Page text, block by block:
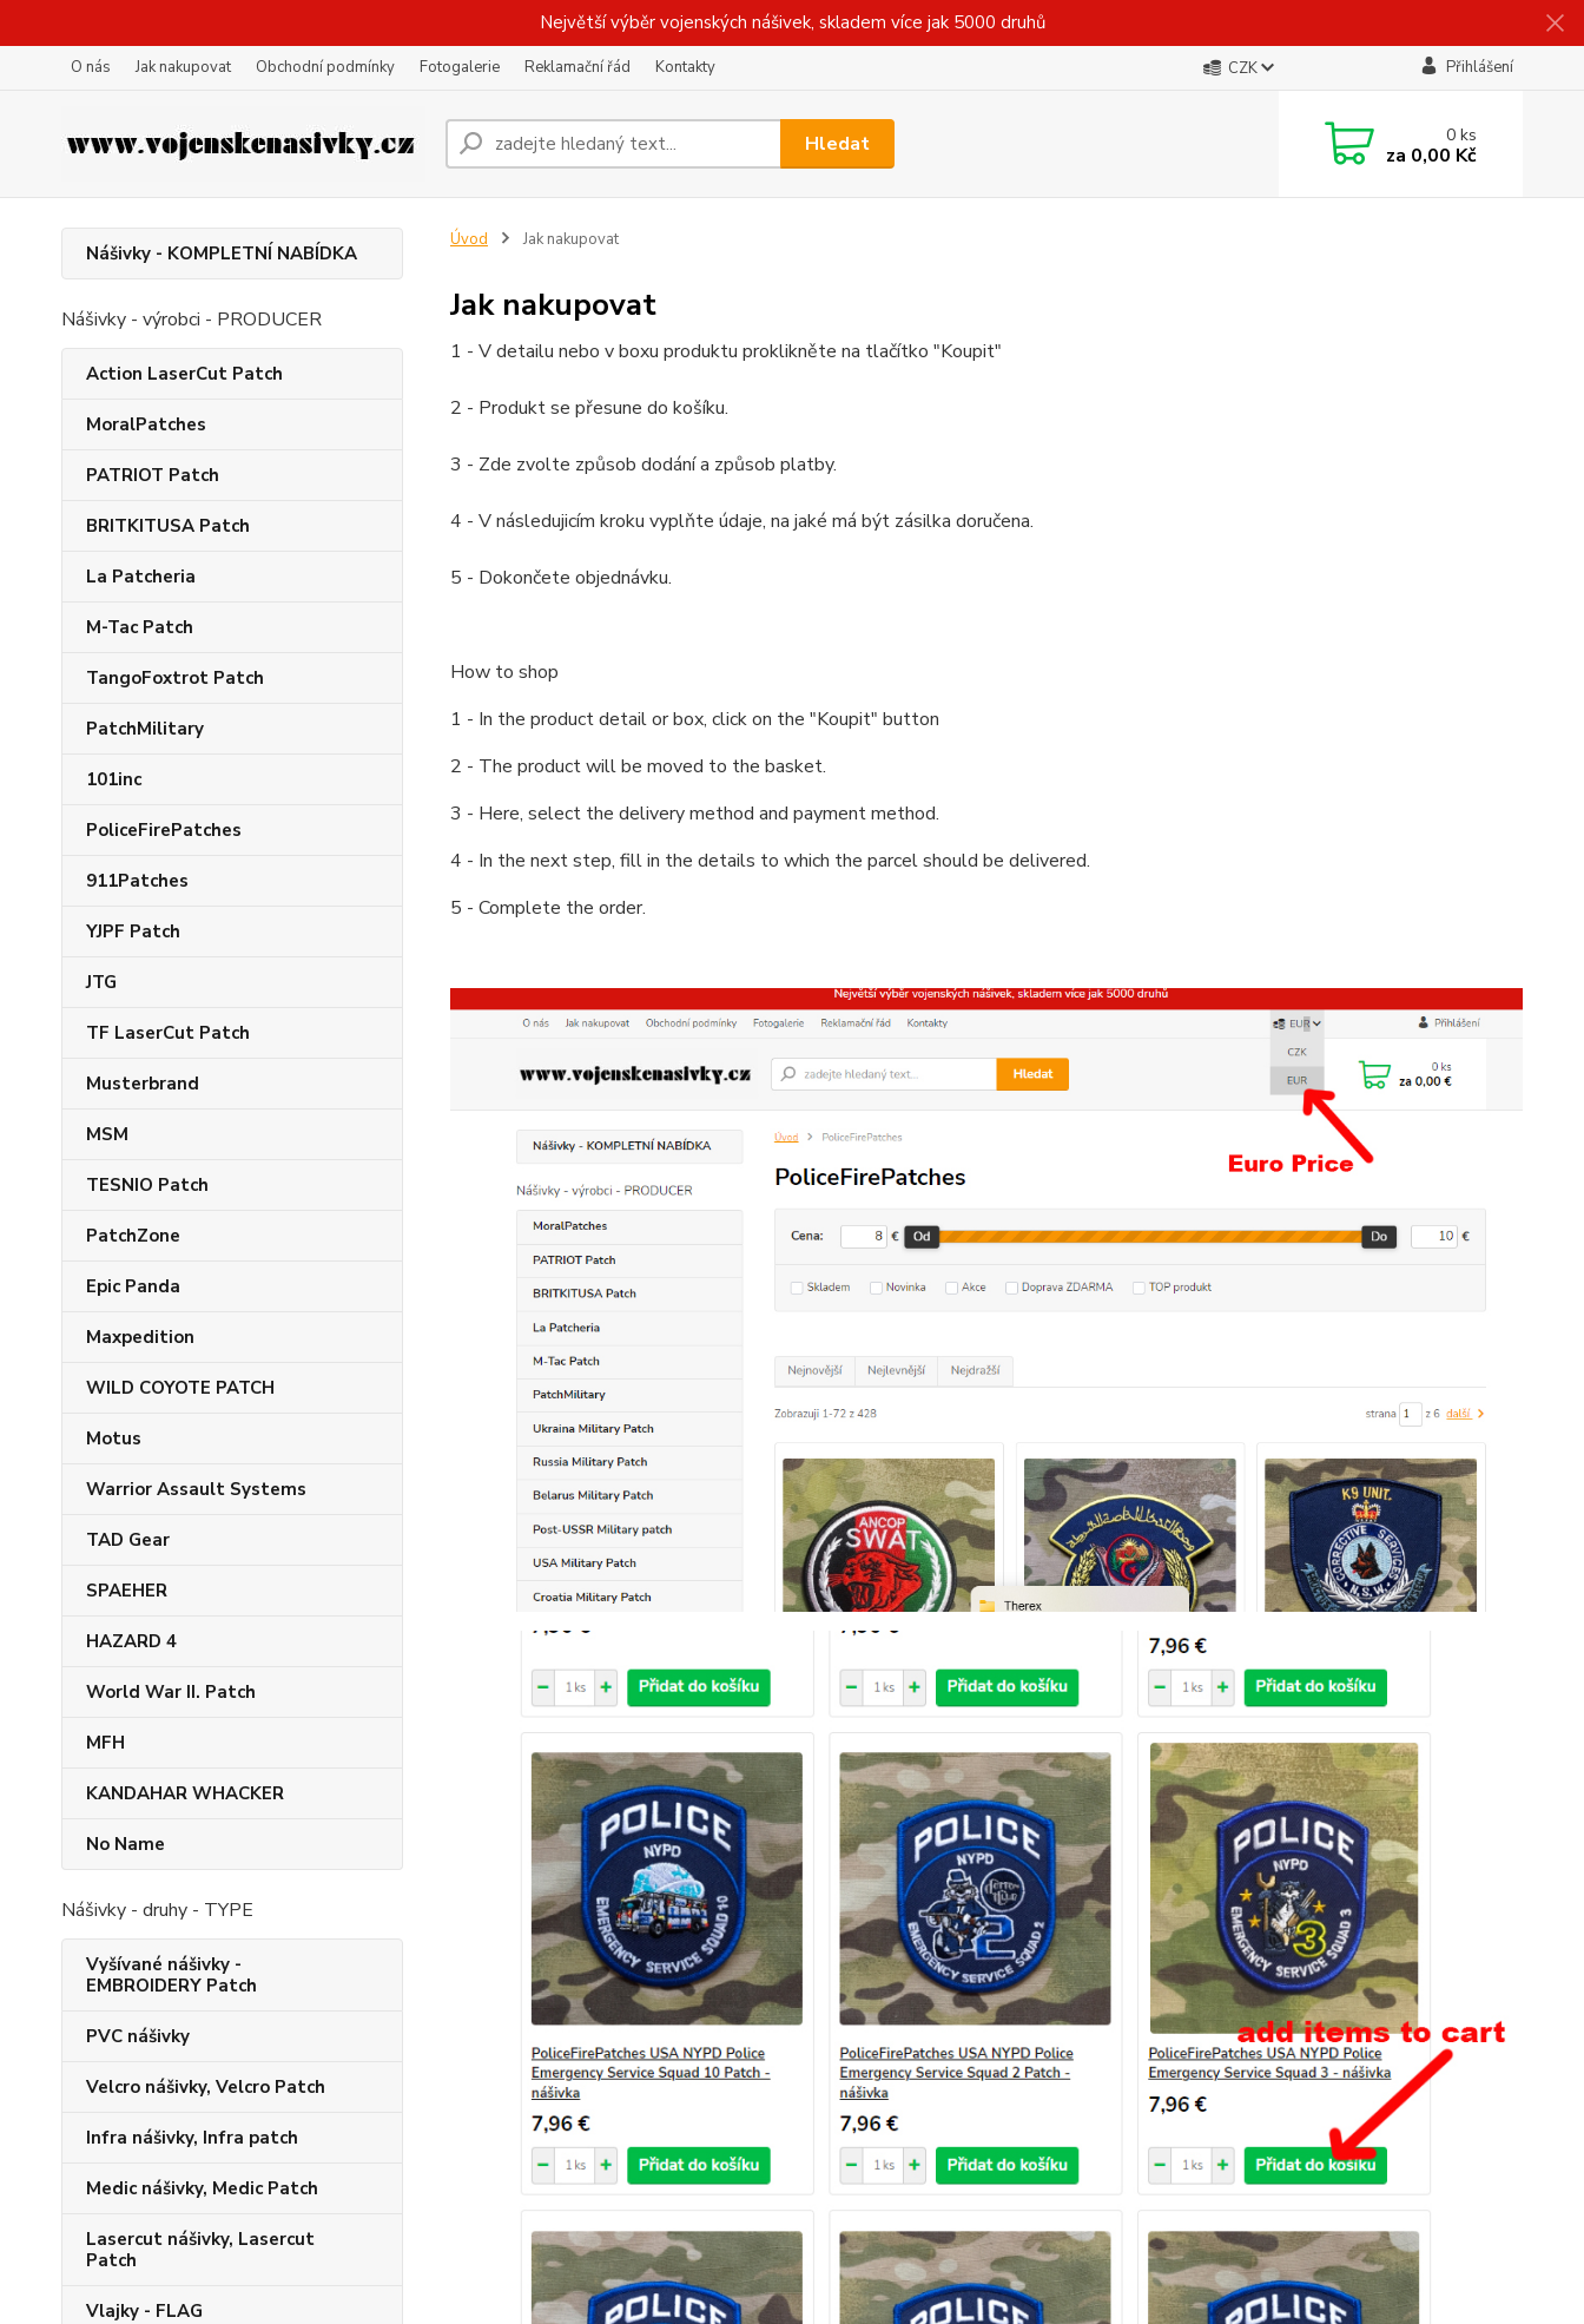
Největší výběr vojenských nášivek, skladem více jak 5000 druhů
O nás Jak nakupovat Obchodní podmínky Fotogalerie Reklamační řád Kontakty CZK Přihlášení
Hledat 0ks
za 0,00 Kč
Nášivky - KOMPLETNÍ NABÍDKA
Nášivky - výrobci - PRODUCER
Action LaserCut Patch
MoralPatches
PATRIOT Patch
BRITKITUSA Patch
La Patcheria
M-Tac Patch
TangoFoxtrot Patch
PatchMilitary
101inc
PoliceFirePatches
911Patches
YJPF Patch
JTG
TF LaserCut Patch
Musterbrand
MSM
TESNIO Patch
PatchZone
Epic Panda
Maxpedition
WILD COYOTE PATCH
Motus
Warrior Assault Systems
TAD Gear
SPAEHER
HAZARD 4
World War II. Patch
MFH
KANDAHAR​ WHACKER
No Name
Nášivky - druhy - TYPE
Vyšívané nášivky -
EMBROIDERY Patch
PVC nášivky
Velcro nášivky, Velcro Patch
Infra nášivky, Infra patch
Medic nášivky, Medic Patch
Lasercut nášivky, Lasercut
Patch
Vlajky - FLAG
Úvod Jak nakupovat
Jak nakupovat
1 - V detailu nebo v boxu produktu proklikněte na tlačítko "Koupit"
2 - Produkt se přesune do košíku.
3 - Zde zvolte způsob dodání a způsob platby.
4 - V následujicím kroku vyplňte údaje, na jaké má být zásilka doručena.
5 - Dokončete objednávku.
How to shop
1 - In the product detail or box, click on the "Koupit" button
2 - The product will be moved to the basket.
3 - Here, select the delivery method and payment method.
4 - In the next step, fill in the details to which the parcel should be delivered.
5 - Complete the order.